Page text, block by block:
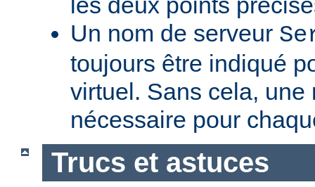
Un nom de serveur
toujours être indiqué
virtuel. Sans cela,
nécessaire pour
Trucs et astuces